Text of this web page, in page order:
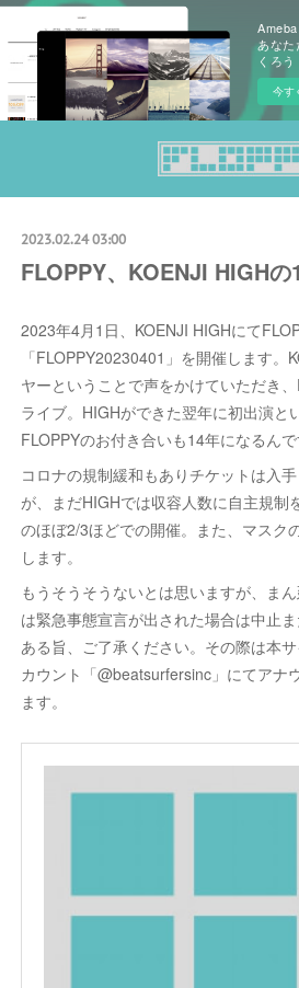
あなた
くろう
今す
2023.02.24 03:00
FLOPPY、KOENJI HIGHの
2023年4月1日、KOENJI HIGHにて
「FLOPPY20230401」を開催します。
ヤーということで声をかけていただき
ライブ。HIGHができた翌年に初出演と
FLOPPYのお付き合いも14年になるんで
コロナの規制緩和もありチケットは入
が、まだHIGHでは収容人数に自主規制
のほぼ2/3ほどでの開催。また、マスク
します。
もうそうそうないとは思いますが、ま
は緊急事態宣言が出された場合は中止
ある旨、ご了承ください。その際は本
カウント「@beatsurfersinc」にてアナ
ます。